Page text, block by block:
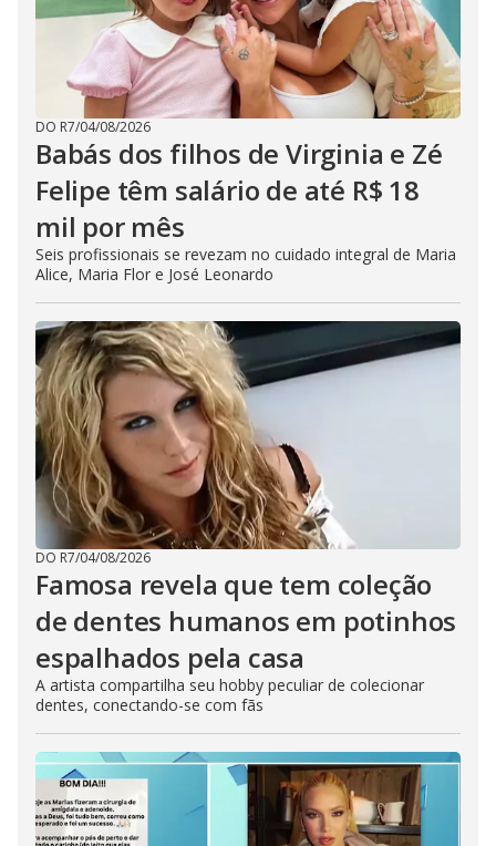
DO R7/04/08/2026
Babás dos filhos de Virginia e Zé
Felipe têm salário de até R$ 18
mil por mês
Seis profissionais se revezam no cuidado integral de Maria
Alice, Maria Flor e José Leonardo
DO R7/04/08/2026
Famosa revela que tem coleção
de dentes humanos em potinhos
espalhados pela casa
A artista compartilha seu hobby peculiar de colecionar
dentes, conectando-se com fãs